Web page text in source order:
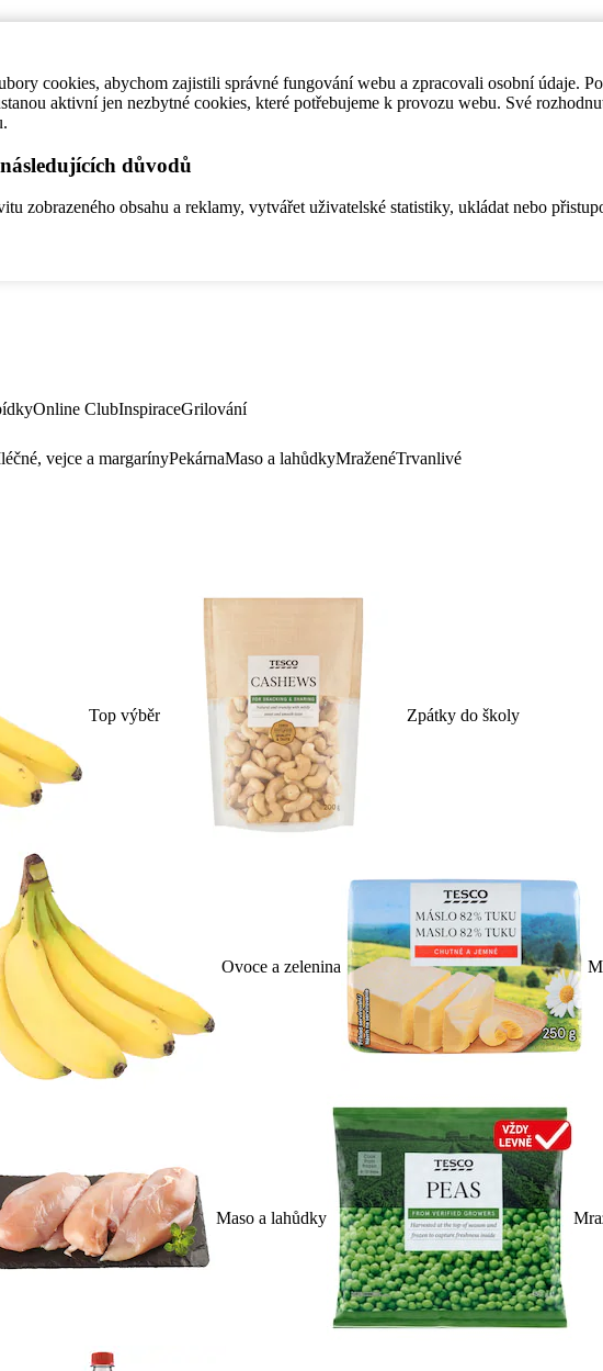
cookies, abychom zajistili správné fungování webu a zpracovali osobní údaje.
aktivní jen nezbytné cookies, které potřebujeme k provozu webu. Své
důvodů
zobrazeného obsahu a reklamy, vytvářet uživatelské statistiky, ukládat nebo
Online ClubInspiraceGrilování
vejce a margarínyPekárnaMaso a lahůdkyMraženéTrvanlivé
Top výběr Zpátky do školy
Ovoce a zelenina
Maso a lahůdky